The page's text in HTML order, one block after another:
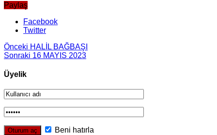
Paylaş
Facebook
Twitter
Önceki HALİL BAĞBAŞI
Sonraki 16 MAYIS 2023
Üyelik
Beni hatırla